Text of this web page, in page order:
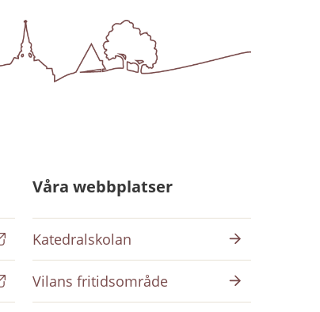
Våra webbplatser
Katedralskolan
Vilans fritidsområde